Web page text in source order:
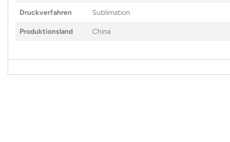
Druckverfahren Sublimation
Produktionsland China